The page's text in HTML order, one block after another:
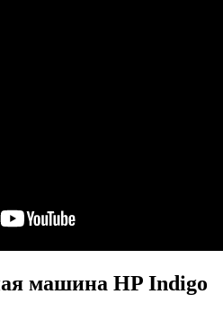
машина HP Indigo